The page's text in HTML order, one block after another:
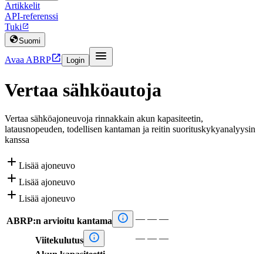
Artikkelit
API-referenssi
Tuki
Suomi
Avaa ABRP Login 
Vertaa sähköautoja
Vertaa sähköajoneuvoja rinnakkain akun kapasiteetin,
latausnopeuden, todellisen kantaman ja reitin suorituskykyanalyysin
kanssa
 Lisää ajoneuvo
 Lisää ajoneuvo
 Lisää ajoneuvo
ABRP:n arvioitu kantama  — — —
Viitekulutus  — — —